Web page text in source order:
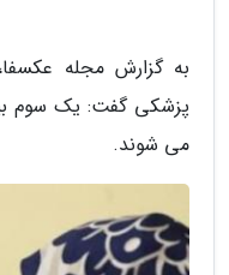
به گزارش مجله
پزشکی گفت: یک سوم
می شوند.